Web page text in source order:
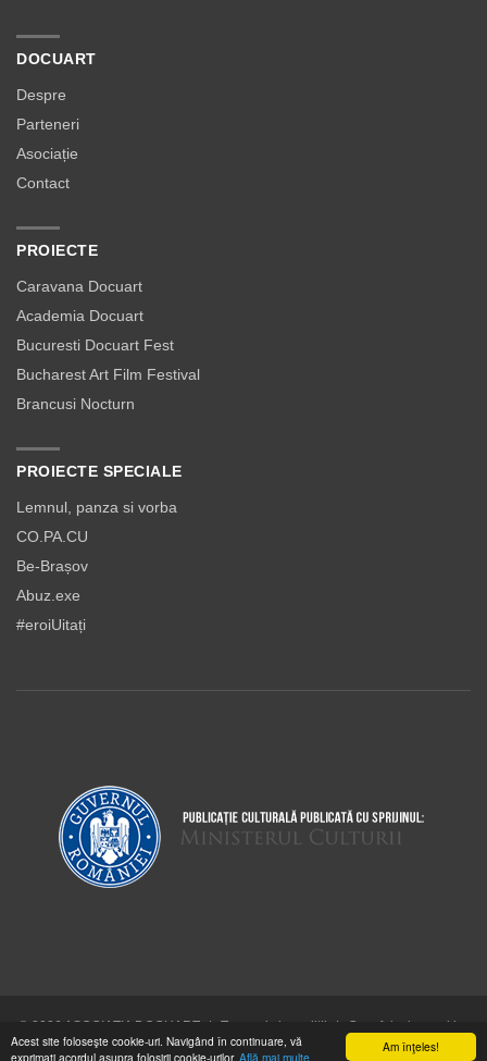
Am înţeles!
Acest site foloseşte cookie-uri. Navigând în continuare, vă
exprimaţi acordul asupra folosirii cookie-urilor. Află mai multe
DOCUART
Despre
Parteneri
Asociație
Contact
PROIECTE
Caravana Docuart
Academia Docuart
Bucuresti Docuart Fest
Bucharest Art Film Festival
Brancusi Nocturn
PROIECTE SPECIALE
Lemnul, panza si vorba
CO.PA.CU
Be-Brașov
Abuz.exe
#eroiUitați
© 2026 ASOCIAŢIA DOCUART | Termeni şi condiţii |
Cum folosim cookie-
urile